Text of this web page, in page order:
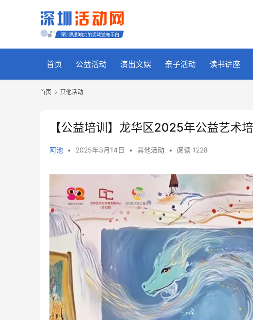
首页 公益活动 演出文娱 亲子活动 读书讲座
首页 其他活动
【公益培训】龙华区2025年公益艺术
阿池 • 2025年3月14日 • 其他活动 • 阅读 1228